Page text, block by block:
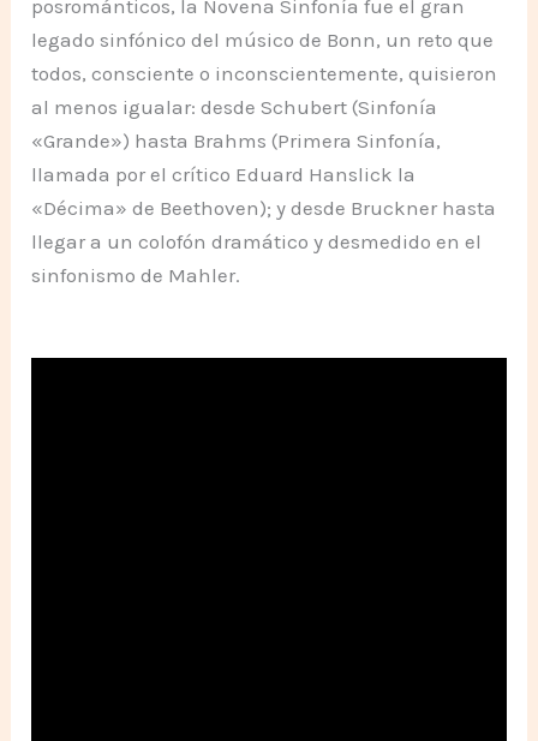
posrománticos, la Novena Sinfonía fue el gran
legado sinfónico del músico de Bonn, un reto que
todos, consciente o inconscientemente, quisieron
al menos igualar: desde Schubert (Sinfonía
«Grande») hasta Brahms (Primera Sinfonía,
llamada por el crítico Eduard Hanslick la
«Décima» de Beethoven); y desde Bruckner hasta
llegar a un colofón dramático y desmedido en el
sinfonismo de Mahler.